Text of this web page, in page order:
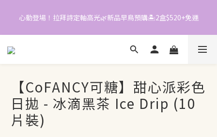
📱加入官方LINE｜領$50折價券
📱加入官方LINE｜領$50折價券
『五六日限定』月老加持款！可糖.拉拜詩單盒特價$189起
4
3
2
6
5
4
1
4
3
2
8
7
6
3
1
0
4
3
2
3
2
8
7
6
3
9
8
7
5
3
立即配送
心動登場！拉拜詩定軸高光🌿新品早鳥預購🏝️2盒$520+免運
【CoFANCY可糖】甜心派彩色
日拋 - 冰滴黑茶 Ice Drip (10
片裝)